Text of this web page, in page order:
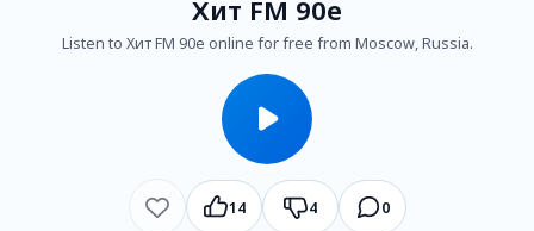
Хит FM 90е
Listen to Хит FM 90е online for free from Moscow, Russia.
14 4 0